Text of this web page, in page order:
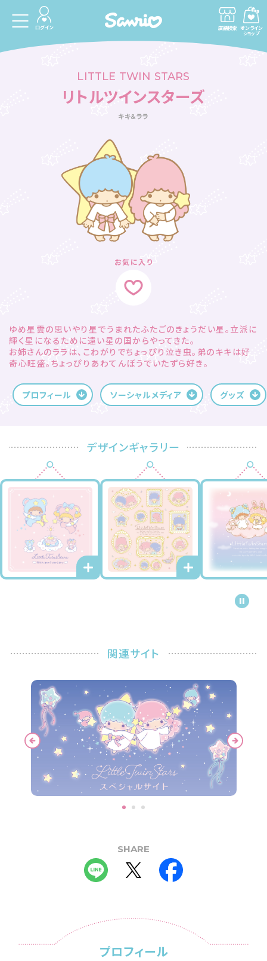
ログイン 店舗検索 オンライン
ショップ
LITTLE TWIN STARS
リトルツインスターズ
キキ＆ララ
お気に入り
ゆめ星雲の思いやり星でうまれたふたごのきょうだい星。立派に
輝く星になるために遠い星の国からやってきた。
お姉さんのララは、こわがりでちょっぴり泣き虫。弟のキキは好
奇心旺盛。ちょっぴりあわてんぼうでいたずら好き。
プロフィール ソーシャルメディア グッズ
デザインギャラリー
関連サイト
SHARE
プロフィール